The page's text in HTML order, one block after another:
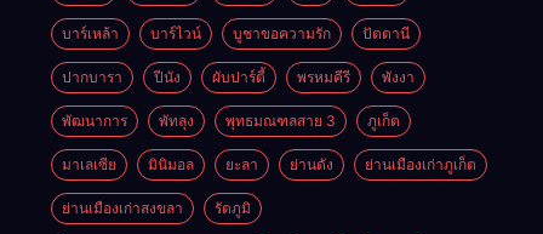
บาร์เหล้า บาร์ไวน์ บูชาขอความรัก ปัตตานี
ปากบารา ปีนัง ผับปาร์ตี้ พรหมคีรี พังงา
พัฒนาการ พัทลุง พุทธมณฑลสาย 3 ภูเก็ต
มาเลเซีย มินิมอล ยะลา ย่านดัง ย่านเมืองเก่าภูเก็ต
ย่านเมืองเก่าสงขลา รัตภูมิ